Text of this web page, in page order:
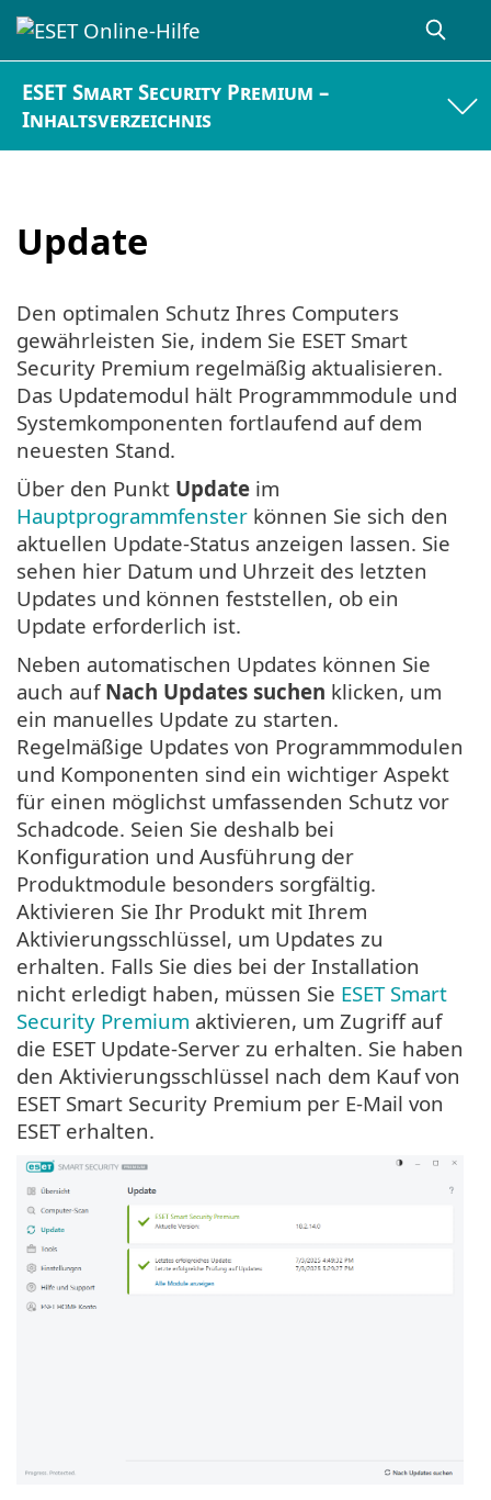
ESET Smart Security Premium –
Inhaltsverzeichnis
Update
Den optimalen Schutz Ihres Computers
gewährleisten Sie, indem Sie ESET Smart
Security Premium regelmäßig aktualisieren.
Das Updatemodul hält Programmmodule und
Systemkomponenten fortlaufend auf dem
neuesten Stand.
Über den Punkt Update im
Hauptprogrammfenster können Sie sich den
aktuellen Update-Status anzeigen lassen. Sie
sehen hier Datum und Uhrzeit des letzten
Updates und können feststellen, ob ein
Update erforderlich ist.
Neben automatischen Updates können Sie
auch auf Nach Updates suchen klicken, um
ein manuelles Update zu starten.
Regelmäßige Updates von Programmmodulen
und Komponenten sind ein wichtiger Aspekt
für einen möglichst umfassenden Schutz vor
Schadcode. Seien Sie deshalb bei
Konfiguration und Ausführung der
Produktmodule besonders sorgfältig.
Aktivieren Sie Ihr Produkt mit Ihrem
Aktivierungsschlüssel, um Updates zu
erhalten. Falls Sie dies bei der Installation
nicht erledigt haben, müssen Sie ESET Smart
Security Premium aktivieren, um Zugriff auf
die ESET Update-Server zu erhalten. Sie haben
den Aktivierungsschlüssel nach dem Kauf von
ESET Smart Security Premium per E-Mail von
ESET erhalten.